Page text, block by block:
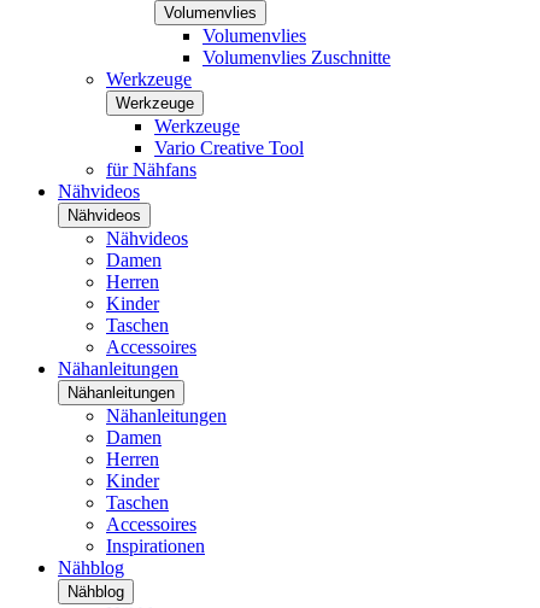
Volumenvlies
Volumenvlies
Volumenvlies Zuschnitte
Werkzeuge
Werkzeuge
Werkzeuge
Vario Creative Tool
für Nähfans
Nähvideos
Nähvideos
Nähvideos
Damen
Herren
Kinder
Taschen
Accessoires
Nähanleitungen
Nähanleitungen
Nähanleitungen
Damen
Herren
Kinder
Taschen
Accessoires
Inspirationen
Nähblog
Nähblog